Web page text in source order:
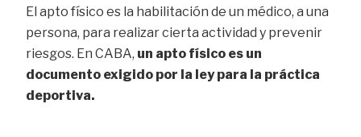
El apto físico es la habilitación de un médico, a una
persona, para realizar cierta actividad y prevenir
riesgos. En CABA, un apto físico es un
documento exigido por la ley para la práctica
deportiva.